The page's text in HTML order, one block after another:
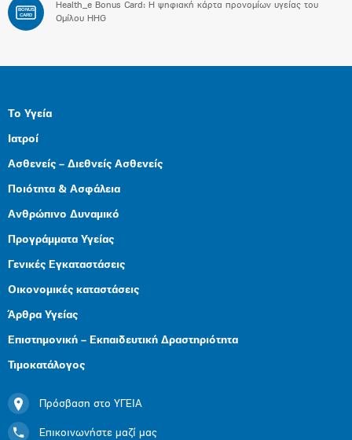
BONUS
CARD
Health_e Bonus Card: H ψηφιακή κάρτα προνομίων υγείας του
Ομίλου HHG
Το Υγεία
Ιατροί
Ασθενείς – Διεθνείς Ασθενείς
Ποιότητα & Ασφάλεια
Ανθρώπινο Δυναμικό
Προγράμματα Υγείας
Γενικές Εγκαταστάσεις
Οικονομικές καταστάσεις
Άρθρα Υγείας
Επιστημονική – Εκπαιδευτική Δραστηριότητα
Τιμοκατάλογος
Πρόσβαση στο ΥΓΕΙΑ
Επικοινωνήστε μαζί μας